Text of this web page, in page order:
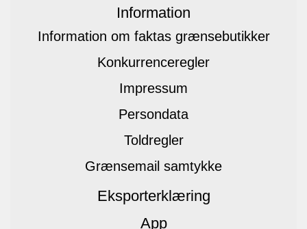
Information
Information om faktas grænsebutikker
Konkurrenceregler
Impressum
Persondata
Toldregler
Grænsemail samtykke
Eksporterklæring
App